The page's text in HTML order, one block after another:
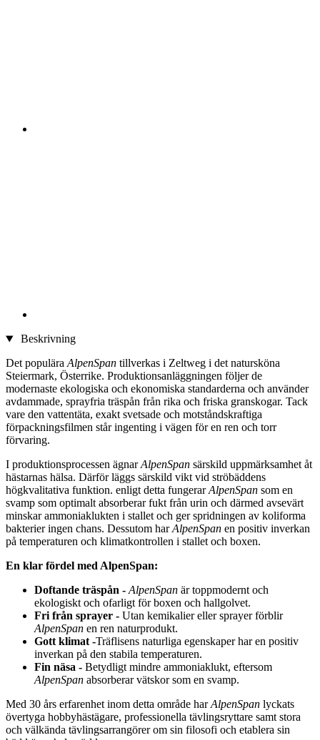
Beskrivning
Det populära AlpenSpan tillverkas i Zeltweg i det natursköna
Steiermark, Österrike. Produktionsanläggningen följer de
modernaste ekologiska och ekonomiska standarderna och använder
avdammade, sprayfria träspån från rika och friska granskogar. Tack
vare den vattentäta, exakt svetsade och motståndskraftiga
förpackningsfilmen står ingenting i vägen för en ren och torr
förvaring.
I produktionsprocessen ägnarAlpenSpan särskild uppmärksamhet åt
hästarnas hälsa. Därför läggs särskild vikt vid ströbäddens
högkvalitativa funktion. enligt detta fungerarAlpenSpan som en
svamp som optimalt absorberar fukt från urin och därmed avsevärt
minskar ammoniaklukten i stallet och ger spridningen av koliforma
bakterier ingen chans. Dessutom harAlpenSpan en positiv inverkan
på temperaturen och klimatkontrollen i stallet och boxen.
En klar fördel med AlpenSpan:
Doftande träspån - AlpenSpan är toppmodernt och
ekologiskt och ofarligt för boxen och hallgolvet.
Fri från sprayer - Utan kemikalier eller sprayer förblir
AlpenSpan en ren naturprodukt.
Gott klimat -Träflisens naturliga egenskaper har en positiv
inverkan på den stabila temperaturen.
Fin näsa - Betydligt mindre ammoniaklukt, eftersom
AlpenSpan absorberar vätskor som en svamp.
Med 30 års erfarenhet inom detta område harAlpenSpan lyckats
övertyga hobbyhästägare, professionella tävlingsryttare samt stora
och välkända tävlingsarrangörer om sin filosofi och etablera sin